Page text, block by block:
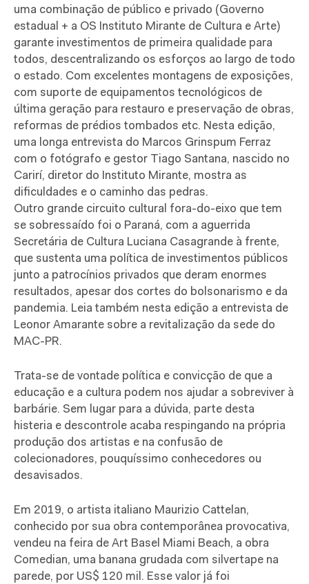
uma combinação de público e privado (Governo
estadual + a OS Instituto Mirante de Cultura e Arte)
garante investimentos de primeira qualidade para
todos, descentralizando os esforços ao largo de todo
o estado. Com excelentes montagens de exposições,
com suporte de equipamentos tecnológicos de
última geração para restauro e preservação de obras,
reformas de prédios tombados etc. Nesta edição,
uma longa entrevista do Marcos Grinspum Ferraz
com o fotógrafo e gestor Tiago Santana, nascido no
Carirí, diretor do Instituto Mirante, mostra as
dificuldades e o caminho das pedras.
Outro grande circuito cultural fora-do-eixo que tem
se sobressaído foi o Paraná, com a aguerrida
Secretária de Cultura Luciana Casagrande à frente,
que sustenta uma política de investimentos públicos
junto a patrocínios privados que deram enormes
resultados, apesar dos cortes do bolsonarismo e da
pandemia. Leia também nesta edição a entrevista de
Leonor Amarante sobre a revitalização da sede do
MAC-PR.
Trata-se de vontade política e convicção de que a
educação e a cultura podem nos ajudar a sobreviver à
barbárie. Sem lugar para a dúvida, parte desta
histeria e descontrole acaba respingando na própria
produção dos artistas e na confusão de
colecionadores, pouquíssimo conhecedores ou
desavisados.
Em 2019, o artista italiano Maurizio Cattelan,
conhecido por sua obra contemporânea provocativa,
vendeu na feira de Art Basel Miami Beach, a obra
Comedian, uma banana grudada com silvertape na
parede, por US$ 120 mil. Esse valor já foi